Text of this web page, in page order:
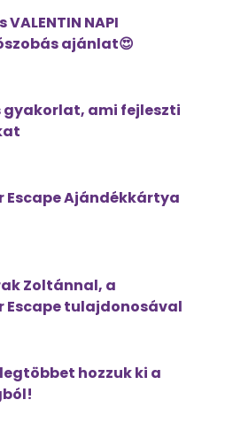
NAPI
ajánlat😍
gyakorlat, ami fejleszti
Escape Ajándékkártya
Zoltánnal, a
Escape tulajdonosával
hozzuk ki a